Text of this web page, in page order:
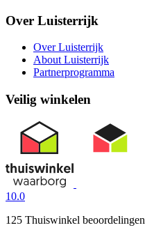
Over Luisterrijk
Over Luisterrijk
About Luisterrijk
Partnerprogramma
Veilig winkelen
10.0
125 Thuiswinkel beoordelingen